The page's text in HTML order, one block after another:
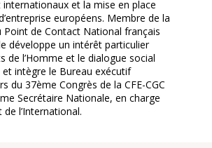
et la mise en place
européens. Membre de la
Point de Contact National français
développe un intérêt particulier
de l’Homme et le dialogue social
intègre le Bureau exécutif
du 37ème Congrès de la CFE-CGC
Secrétaire Nationale, en charge
de l’International.